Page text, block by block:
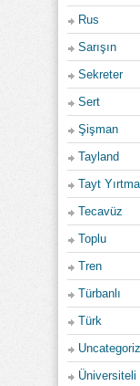
Rus
Sarışın
Sekreter
Sert
Şişman
Tayland
Tayt Yırtma
Tecavüz
Toplu
Tren
Türbanlı
Türk
Üniversiteli